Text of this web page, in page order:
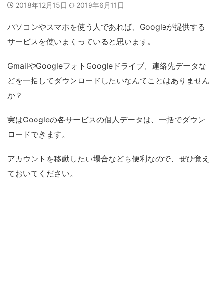
2018年12月15日 2019年6月11日
パソコンやスマホを使う人であれば、Googleが提供する
サービスを使いまくっていると思います。
GmailやGoogleフォトGoogleドライブ、連絡先データな
どを一括してダウンロードしたいなんてことはありません
か？
実はGoogleの各サービスの個人データは、一括でダウン
ロードできます。
アカウントを移動したい場合なども便利なので、ぜひ覚え
ておいてください。